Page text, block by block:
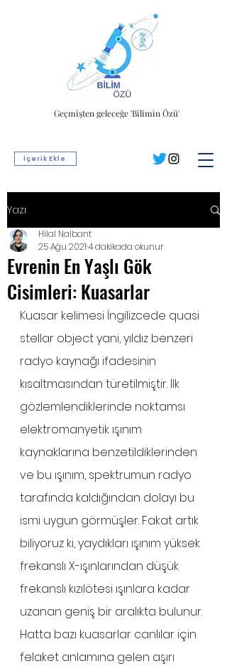
İçerik Ekle
Geçmişten geleceğe 'Bilimin Özü'
Yazı
Evrenin En Yaşlı Gök
Cisimleri: Kuasarlar
Hilal Nalbant
25 Ağu 20214 dakikada okunur
Kuasar kelimesi İngilizcede quasi
stellar object yani, yıldız benzeri
radyo kaynağı ifadesinin
kısaltmasından türetilmiştir. İlk
gözlemlendiklerinde noktamsı
elektromanyetik ışınım
kaynaklarına benzetildiklerinden
ve bu ışınım, spektrumun radyo
tarafında kaldığından dolayı bu
ismi uygun görmüşler. Fakat artık
biliyoruz ki, yaydıkları ışınım yüksek
frekanslı X-ışınlarından düşük
frekanslı kızılötesi ışınlara kadar
uzanan geniş bir aralıkta bulunur.
Hatta bazı kuasarlar canlılar için
felaket anlamına gelen aşırı